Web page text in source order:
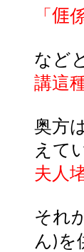
「 𠊎
など
講這
奥方
えて
夫人
それ
ん ) を